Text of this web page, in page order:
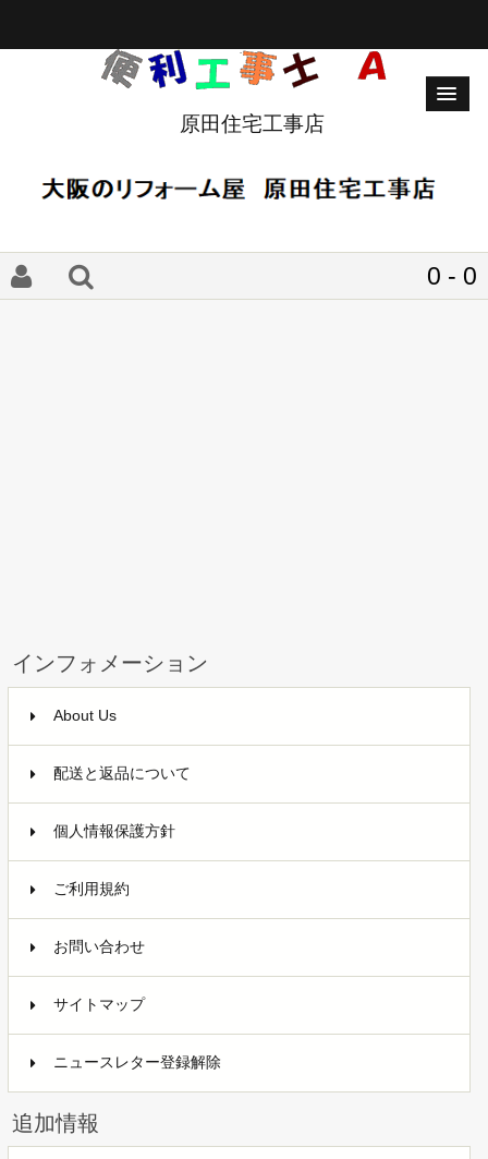
原田住宅工事店
0 - 0
インフォメーション
About Us
配送と返品について
個人情報保護方針
ご利用規約
お問い合わせ
サイトマップ
ニュースレター登録解除
追加情報